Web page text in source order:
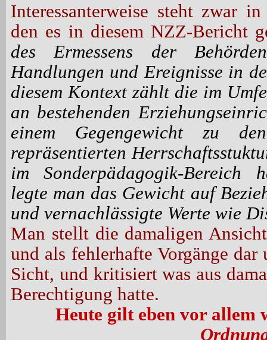
Interessanterweise steht zwar
den es in diesem NZZ-Bericht
des Ermessens der
Handlungen und Ereignisse in
diesem Kontext zählt die im
an bestehenden
einem Gegengewicht zu
repräsentierten
im Sonderpädagogik-Bereich
legte man das Gewicht auf
und vernachlässigte Werte wie
Man stellt die damaligen
und als fehlerhafte Vorgänge
Sicht, und kritisiert was aus
Berechtigung hatte.
Heute gilt eben vor allem